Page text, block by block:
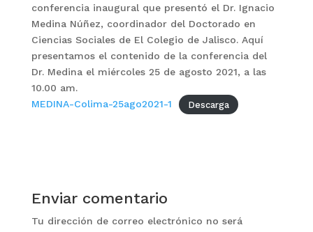
conferencia inaugural que presentó el Dr. Ignacio
Medina Núñez, coordinador del Doctorado en
Ciencias Sociales de El Colegio de Jalisco. Aquí
presentamos el contenido de la conferencia del
Dr. Medina el miércoles 25 de agosto 2021, a las
10.00 am.
MEDINA-Colima-25ago2021-1
Descarga
Enviar comentario
Tu dirección de correo electrónico no será